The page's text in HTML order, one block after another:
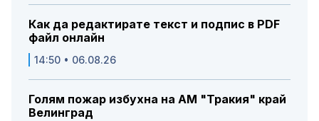
Как да редактирате текст и подпис в PDF
файл онлайн
14:50 • 06.08.26
Голям пожар избухна на АМ "Тракия" край
Велинград